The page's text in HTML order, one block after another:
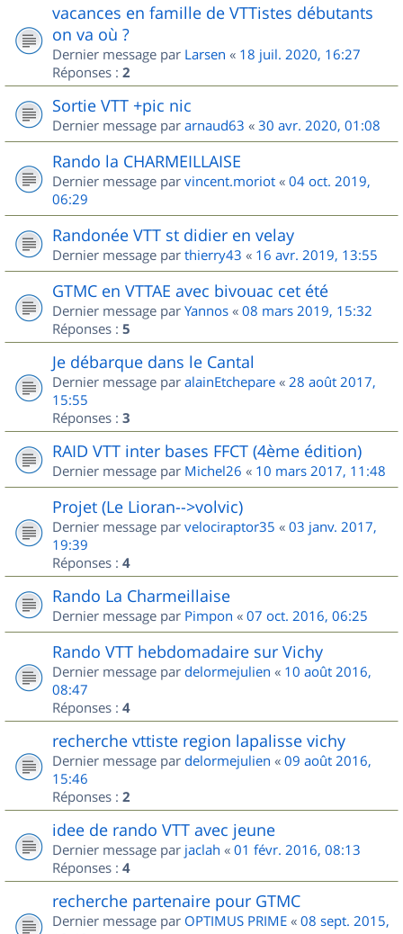
vacances en famille de VTTistes débutants
on va où ?
Dernier message par Larsen « 18 juil. 2020, 16:27
Réponses : 2
Sortie VTT +pic nic
Dernier message par arnaud63 « 30 avr. 2020, 01:08
Rando la CHARMEILLAISE
Dernier message par vincent.moriot « 04 oct. 2019,
06:29
Randonée VTT st didier en velay
Dernier message par thierry43 « 16 avr. 2019, 13:55
GTMC en VTTAE avec bivouac cet été
Dernier message par Yannos « 08 mars 2019, 15:32
Réponses : 5
Je débarque dans le Cantal
Dernier message par alainEtchepare « 28 août 2017,
15:55
Réponses : 3
RAID VTT inter bases FFCT (4ème édition)
Dernier message par Michel26 « 10 mars 2017, 11:48
Projet (Le Lioran-->volvic)
Dernier message par velociraptor35 « 03 janv. 2017,
19:39
Réponses : 4
Rando La Charmeillaise
Dernier message par Pimpon « 07 oct. 2016, 06:25
Rando VTT hebdomadaire sur Vichy
Dernier message par delormejulien « 10 août 2016,
08:47
Réponses : 4
recherche vttiste region lapalisse vichy
Dernier message par delormejulien « 09 août 2016,
15:46
Réponses : 2
idee de rando VTT avec jeune
Dernier message par jaclah « 01 févr. 2016, 08:13
Réponses : 4
recherche partenaire pour GTMC
Dernier message par OPTIMUS PRIME « 08 sept. 2015,